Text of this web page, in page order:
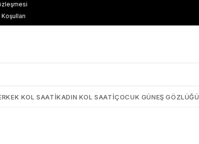
Sözleşmesi
KOL SAATIKADIN KOL SAATIÇOCUK GÜNEŞ GÖZLÜĞÜ